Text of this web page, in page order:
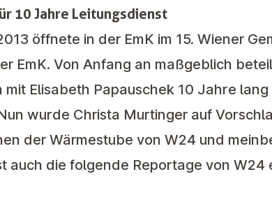
10 Jahre Leitungsdienst
öffnete in der EmK im 15. Wiener
EmK. Von Anfang an maßgeblich
mit Elisabeth Papauschek 10 Jahre
wurde Christa Murtinger auf
der Wärmestube von W24 und
auch die folgende Reportage von W24